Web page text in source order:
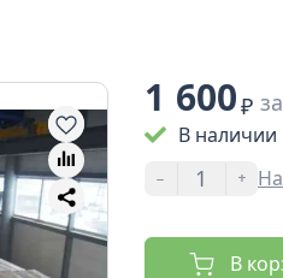
1 600 ₽
В наличии
-
+
В